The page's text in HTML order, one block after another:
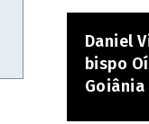
Daniel
bispo
Goiânia